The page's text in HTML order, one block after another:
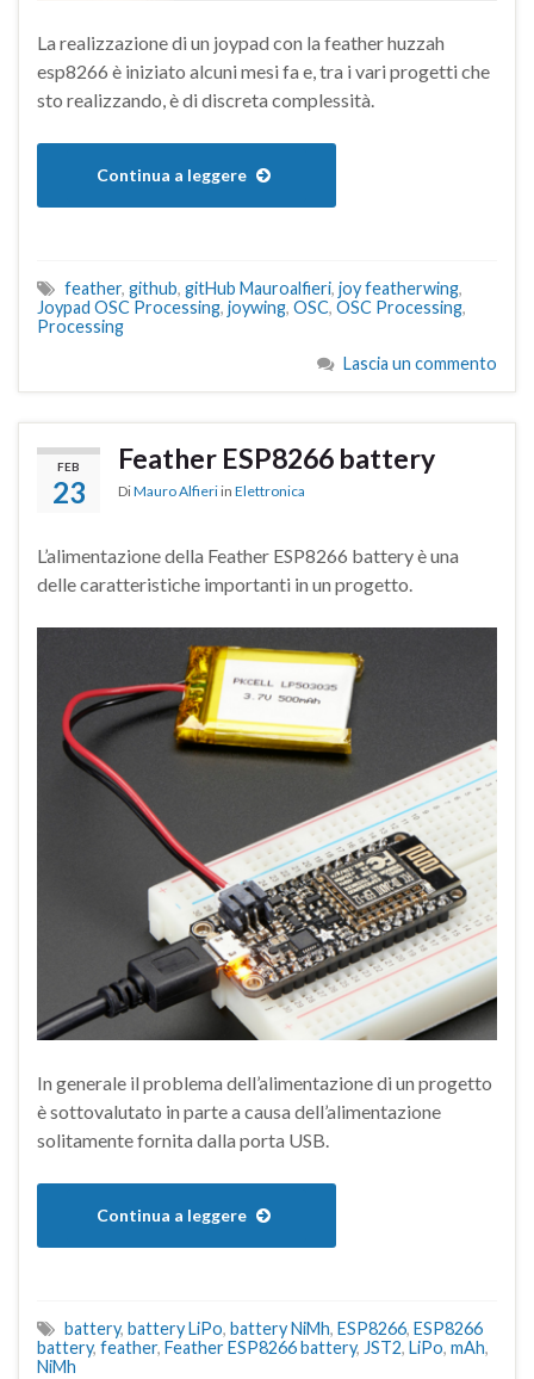
La realizzazione di un joypad con la feather huzzah
esp8266 è iniziato alcuni mesi fa e, tra i vari progetti che
sto realizzando, è di discreta complessità.
Continua a leggere
feather, github, gitHub Mauroalfieri, joy featherwing,
Joypad OSC Processing, joywing, OSC, OSC Processing,
Processing
Lascia un commento
FEB
23
Feather ESP8266 battery
DiMauro Alfieri in Elettronica
L’alimentazione della Feather ESP8266 battery è una
delle caratteristiche importanti in un progetto.
In generale il problema dell’alimentazione di un progetto
è sottovalutato in parte a causa dell’alimentazione
solitamente fornita dalla porta USB.
Continua a leggere
battery, battery LiPo, battery NiMh, ESP8266, ESP8266
battery, feather, Feather ESP8266 battery, JST2, LiPo, mAh,
NiMh